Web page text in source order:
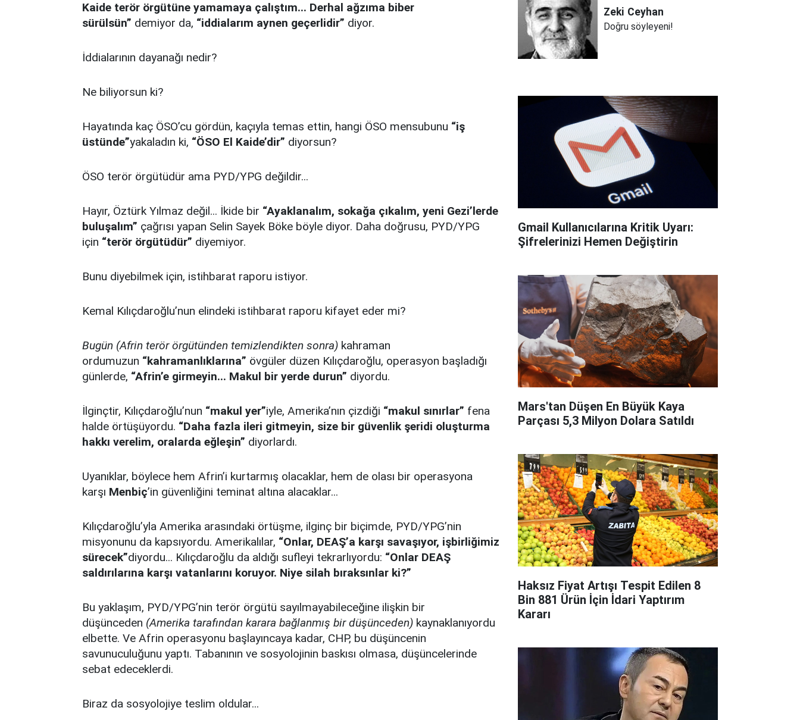
Kaide terör örgütüne yamamaya çalıştım... Derhal ağzıma biber
sürülsün” demiyor da, “iddialarım aynen geçerlidir” diyor.
İddialarının dayanağı nedir?
Ne biliyorsun ki?
Hayatında kaç ÖSO’cu gördün, kaçıyla temas ettin, hangi ÖSO mensubunu “iş
üstünde”yakaladın ki, “ÖSO El Kaide’dir” diyorsun?
ÖSO terör örgütüdür ama PYD/YPG değildir...
Hayır, Öztürk Yılmaz değil... İkide bir “Ayaklanalım, sokağa çıkalım, yeni Gezi’lerde
buluşalım” çağrısı yapan Selin Sayek Böke böyle diyor. Daha doğrusu, PYD/YPG
için “terör örgütüdür” diyemiyor.
Bunu diyebilmek için, istihbarat raporu istiyor.
Kemal Kılıçdaroğlu’nun elindeki istihbarat raporu kifayet eder mi?
Bugün (Afrin terör örgütünden temizlendikten sonra) kahraman
ordumuzun “kahramanlıklarına” övgüler düzen Kılıçdaroğlu, operasyon başladığı
günlerde, “Afrin’e girmeyin... Makul bir yerde durun” diyordu.
İlginçtir, Kılıçdaroğlu’nun “makul yer”iyle, Amerika’nın çizdiği “makul sınırlar” fena
halde örtüşüyordu. “Daha fazla ileri gitmeyin, size bir güvenlik şeridi oluşturma
hakkı verelim, oralarda eğleşin” diyorlardı.
Uyanıklar, böylece hem Afrin’i kurtarmış olacaklar, hem de olası bir operasyona
karşı Menbiç’in güvenliğini teminat altına alacaklar...
Kılıçdaroğlu’yla Amerika arasındaki örtüşme, ilginç bir biçimde, PYD/YPG’nin
misyonunu da kapsıyordu. Amerikalılar, “Onlar, DEAŞ’a karşı savaşıyor, işbirliğimiz
sürecek”diyordu... Kılıçdaroğlu da aldığı sufleyi tekrarlıyordu: “Onlar DEAŞ
saldırılarına karşı vatanlarını koruyor. Niye silah bıraksınlar ki?”
Bu yaklaşım, PYD/YPG’nin terör örgütü sayılmayabileceğine ilişkin bir
düşünceden (Amerika tarafından karara bağlanmış bir düşünceden) kaynaklanıyordu
elbette. Ve Afrin operasyonu başlayıncaya kadar, CHP, bu düşüncenin
savunuculuğunu yaptı. Tabanının ve sosyolojinin baskısı olmasa, düşüncelerinde
sebat edeceklerdi.
Biraz da sosyolojiye teslim oldular...
Zeki Ceyhan
Doğru söyleyeni!
Gmail Kullanıcılarına Kritik Uyarı:
Şifrelerinizi Hemen Değiştirin
Mars'tan Düşen En Büyük Kaya
Parçası 5,3 Milyon Dolara Satıldı
Haksız Fiyat Artışı Tespit Edilen 8
Bin 881 Ürün İçin İdari Yaptırım
Kararı